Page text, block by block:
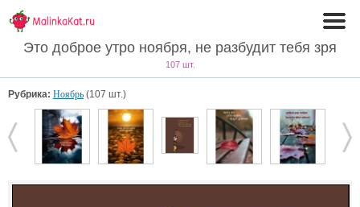
Это доброе утро ноября, не разбудит тебя зря
107 шт.
Рубрика: Ноябрь (107 шт.)